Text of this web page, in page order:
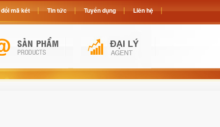
mã két Tin tức Tuyển dụng Liên hệ